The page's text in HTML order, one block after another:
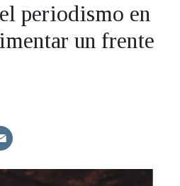
periodismo en
un frente